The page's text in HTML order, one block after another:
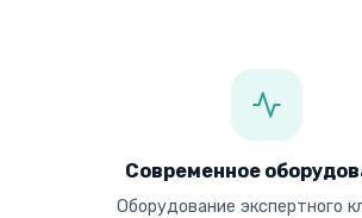
Современное
Оборудование экспертного